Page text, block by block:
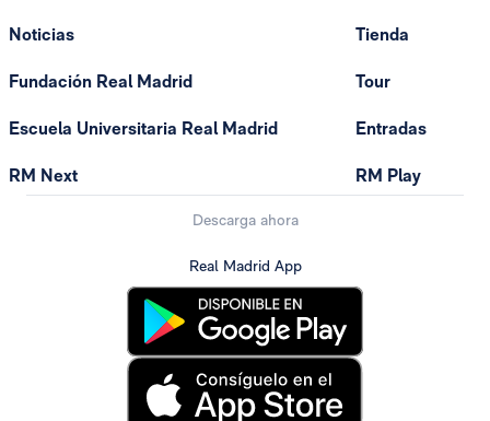
Noticias
Fundación Real Madrid
Escuela Universitaria Real Madrid
RM Next
Tienda
Tour
Entradas
RM Play
Descarga ahora
Real Madrid App